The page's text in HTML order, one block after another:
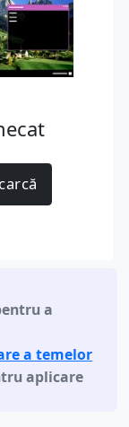
a
a temelor
aplicare